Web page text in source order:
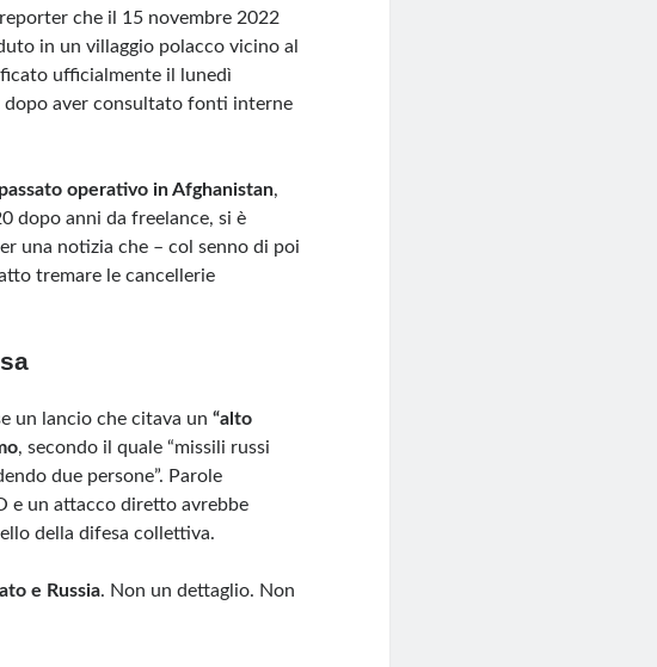
reporter che il 15 novembre 2022
in un villaggio polacco vicino al
ufficialmente il lunedì
dopo aver consultato fonti interne
operativo in Afghanistan,
dopo anni da freelance, si è
una notizia che – col senno di poi
tremare le cancellerie
un lancio che citava un“alto
, secondo il quale “missili russi
due persone”. Parole
e un attacco diretto avrebbe
della difesa collettiva.
e Russia. Non un dettaglio. Non